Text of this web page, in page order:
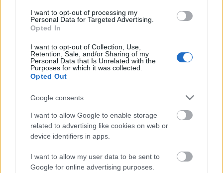
I want to opt-out of processing my
Personal Data for Targeted Advertising.
Opted In
I want to opt-out of Collection, Use,
Retention, Sale, and/or Sharing of my
Personal Data that Is Unrelated with the
Purposes for which it was collected.
Opted Out
Google consents
I want to allow Google to enable storage
related to advertising like cookies on web or
device identifiers in apps.
I want to allow my user data to be sent to
Google for online advertising purposes.